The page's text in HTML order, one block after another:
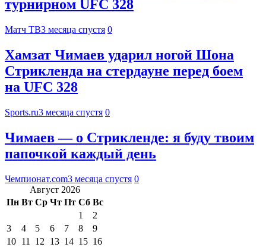
турнирном UFC 328
Матч ТВ3 месяца спустя 0
Хамзат Чимаев ударил ногой Шона
Стрикленда на стердауне перед боем
на UFC 328
Sports.ru3 месяца спустя 0
Чимаев — о Стрикленде: я буду твоим
папочкой каждый день
Чемпионат.com3 месяца спустя 0
Август 2026
Пн Вт Ср Чт Пт Сб Вс
1
2
3
4 5 6 7 8
9
10 11 12 13 14 15 16